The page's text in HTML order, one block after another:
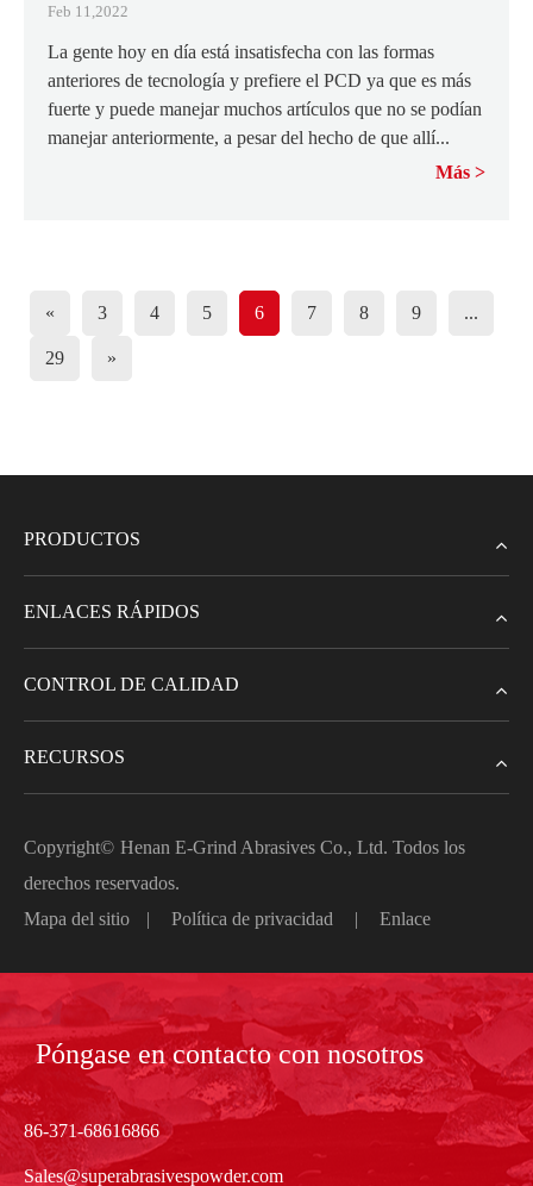
Feb 11,2022
La gente hoy en día está insatisfecha con las formas
anteriores de tecnología y prefiere el PCD ya que es más
fuerte y puede manejar muchos artículos que no se podían
manejar anteriormente, a pesar del hecho de que allí...
Más
« 3 4 5 6 7 8 9 ...
29 »
PRODUCTOS
ENLACES RÁPIDOS
CONTROL DE CALIDAD
RECURSOS
Copyright© Henan E-Grind Abrasives Co., Ltd. Todos los
derechos reservados.
Mapa del sitio
| Política de privacidad | Enlace
Póngase en contacto con nosotros
86-371-68616866
Sales@superabrasivespowder.com